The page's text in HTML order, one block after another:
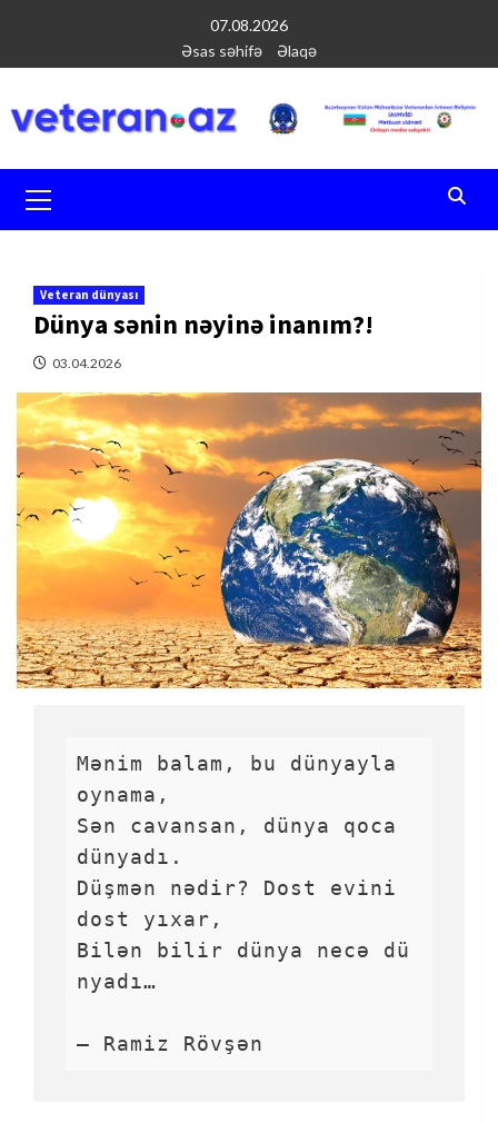
содержимому
07.08.2026
Əsas səhifə
Əlaqə
меню
Veteran dünyası
Dünya sənin nəyinə inanım?!
03.04.2026
Mənim balam, bu dünyayla
oynama,
Sən cavansan, dünya qoca
dünyadı.
Düşmən nədir? Dost evini
dost yıxar,
Bilən bilir dünya necə dü
nyadı…
— Ramiz Rövşən